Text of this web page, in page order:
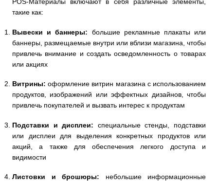
такие как:
Вывески и баннеры: большие рекламные плакаты или
баннеры, размещаемые внутри или вблизи магазина, чтобы
привлечь внимание и создать осведомленность о товарах
или акциях
Витрины: оформление витрин магазина с использованием
продуктов, изображений или эффектных дизайнов, чтобы
привлечь покупателей и вызвать интерес к продуктам
Подставки и дисплеи: специальные стенды, подставки
или дисплеи для выделения конкретных продуктов или
акций, а также для обеспечения легкого доступа и
видимости
Листовки и брошюры: небольшие информационные